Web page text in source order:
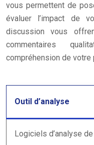
vous permettent de
évaluer l’impact de
discussion vous
commentaires
compréhension de votre
Outil d’analyse
Logiciels d’analyse